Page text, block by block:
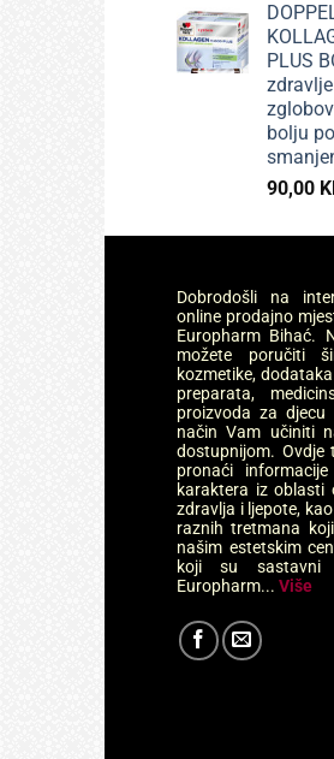
PLUS
bolju
90,00
Dobrodošli na
online prodajno
Europharm Bihać.
možete poručiti
kozmetike,
preparata,
proizvoda za
način Vam učiniti
dostupnijom. Ovdje
pronaći
karaktera iz oblasti
zdravlja i ljepote,
raznih tretmana
našim estetskim
koji su sastavni
Europharm... Više